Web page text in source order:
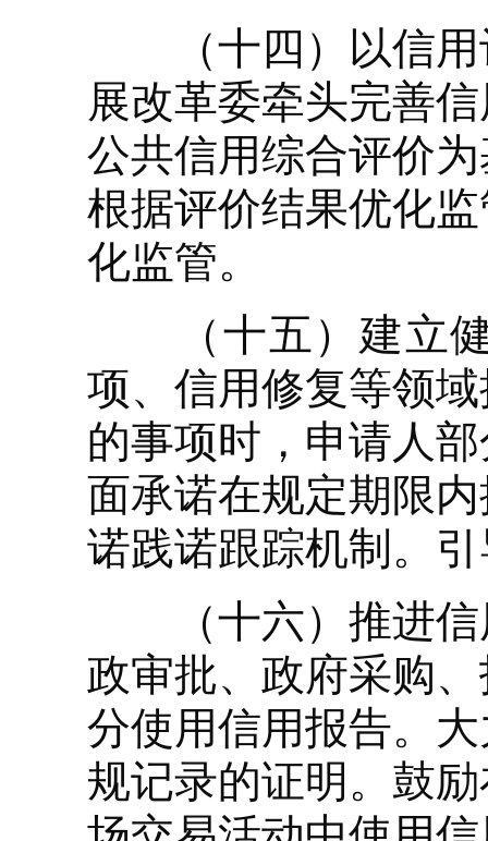
（十四）以信用
展改革委牵头完善
公共信用综合评价
根据评价结果优化
化监管。
（十五）建立健
项、信用修复等领
的事项时，申请人
面承诺在规定期限
诺践诺跟踪机制。
（十六）推进信
政审批、政府采购
分使用信用报告。
规记录的证明。鼓